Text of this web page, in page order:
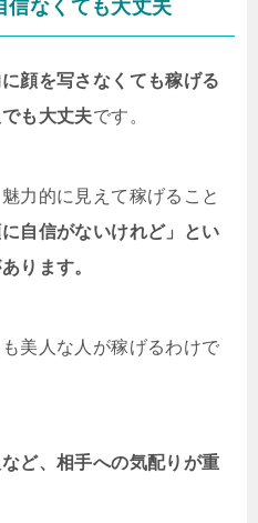
たいと思います。24時間サ
られるチャットサイトの方が
ているサイトが、24時間サポ
。 ...
信なくても大丈夫
顔を写さなくても稼げる
も大丈夫です。
力的に見えて稼げること
に自信がないけれど」とい
ります。
美人な人が稼げるわけで
ど、相手への気配りが重